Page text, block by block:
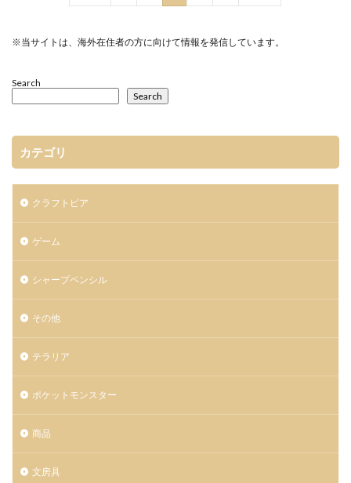
※当サイトは、海外在住者の方に向けて情報を発信しています。
Search
Search
カテゴリ
クラフトピア
ゲーム
シャープペンシル
その他
テラリア
ポケットモンスター
商品
文房具